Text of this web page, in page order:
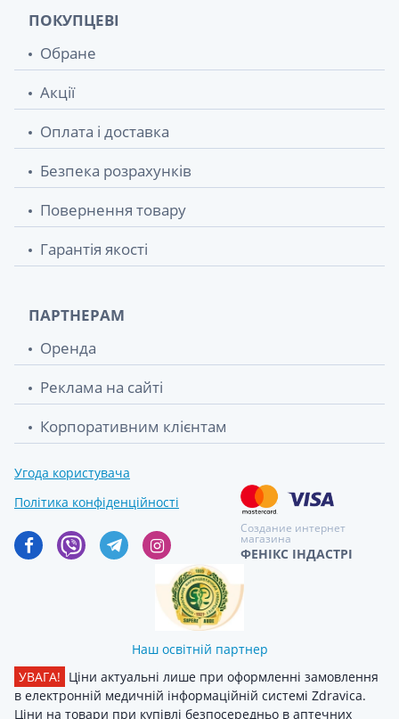
ПОКУПЦЕВІ
Обране
Акції
Оплата і доставка
Безпека розрахунків
Повернення товару
Гарантія якості
ПАРТНЕРАМ
Оренда
Реклама на сайті
Корпоративним клієнтам
Угода користувача
Політика конфіденційності
Создание интернет
магазина
ФЕНІКС ІНДАСТРІ
Наш освітній партнер
УВАГА! Ціни актуальні лише при оформленні замовлення
в електронній медичній інформаційній системі Zdravica.
Ціни на товари при купівлі безпосередньо в аптечних